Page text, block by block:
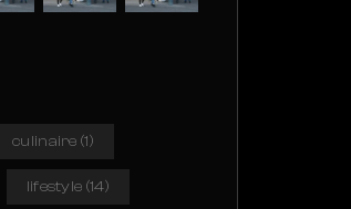
culinaire (1)
lifestyle (14)